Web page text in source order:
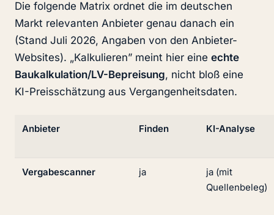
Die folgende Matrix ordnet die im deutschen
Markt relevanten Anbieter genau danach ein
(Stand Juli 2026, Angaben von den Anbieter-
Websites). „Kalkulieren” meint hier eine echte
Baukalkulation/LV-Bepreisung, nicht bloß eine
KI-Preisschätzung aus Vergangenheitsdaten.
Anbieter Finden KI-Analyse
Vergabescanner ja
ja (mit
Quellenbeleg)